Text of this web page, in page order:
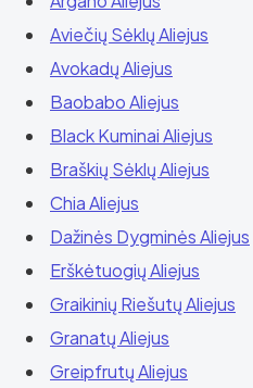
Aviečių Sėklų Aliejus
Avokadų Aliejus
Baobabo Aliejus
Black Kuminai Aliejus
Braškių Sėklų Aliejus
Chia Aliejus
Dažinės Dygminės Aliejus
Erškėtuogių Aliejus
Graikinių Riešutų Aliejus
Granatų Aliejus
Greipfrutų Aliejus